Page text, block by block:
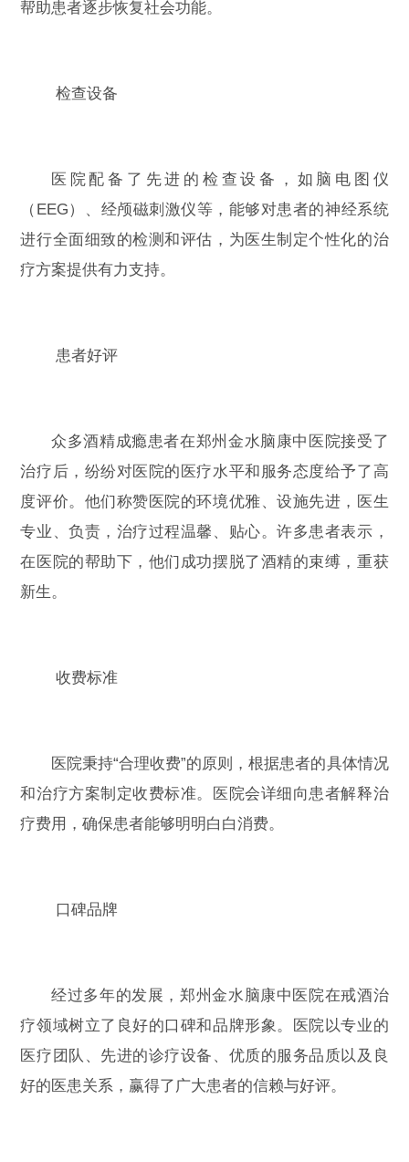
帮助患者逐步恢复社会功能。
检查设备
医院配备了先进的检查设备，如脑电图仪
（EEG）、经颅磁刺激仪等，能够对患者的神经系统
进行全面细致的检测和评估，为医生制定个性化的治
疗方案提供有力支持。
患者好评
众多酒精成瘾患者在郑州金水脑康中医院接受了
治疗后，纷纷对医院的医疗水平和服务态度给予了高
度评价。他们称赞医院的环境优雅、设施先进，医生
专业、负责，治疗过程温馨、贴心。许多患者表示，
在医院的帮助下，他们成功摆脱了酒精的束缚，重获
新生。
收费标准
医院秉持“合理收费”的原则，根据患者的具体情况
和治疗方案制定收费标准。医院会详细向患者解释治
疗费用，确保患者能够明明白白消费。
口碑品牌
经过多年的发展，郑州金水脑康中医院在戒酒治
疗领域树立了良好的口碑和品牌形象。医院以专业的
医疗团队、先进的诊疗设备、优质的服务品质以及良
好的医患关系，赢得了广大患者的信赖与好评。